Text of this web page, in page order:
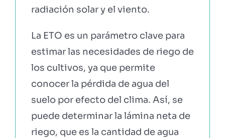
radiación solar y el viento.
La ETO es un parámetro clave para
estimar las necesidades de riego de
los cultivos, ya que permite
conocer la pérdida de agua del
suelo por efecto del clima. Así, se
puede determinar la lámina neta de
riego, que es la cantidad de agua